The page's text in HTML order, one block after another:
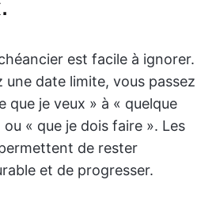
est facile à ignorer.
une date limite, vous passez
que je veux » à « quelque
« que je dois faire ». Les
de rester
et de progresser.